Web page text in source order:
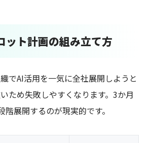
ット計画の組み立て方
でAI活用を一気に全社展開しようと
ため失敗しやすくなります。3か月
展開するのが現実的です。